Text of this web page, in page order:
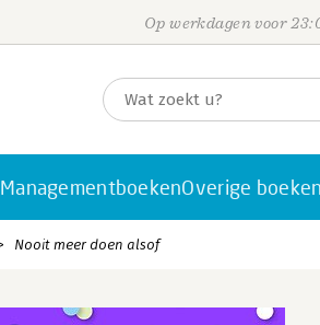
Op werkdagen voor
ManagementboekenOverige boeken
Nooit meer doen alsof